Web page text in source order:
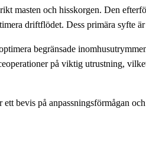
masten och hisskorgen. Den
driftflödet. Dess primära syfte
begränsade
på viktig utrustning,
bevis på anpassningsförmågan